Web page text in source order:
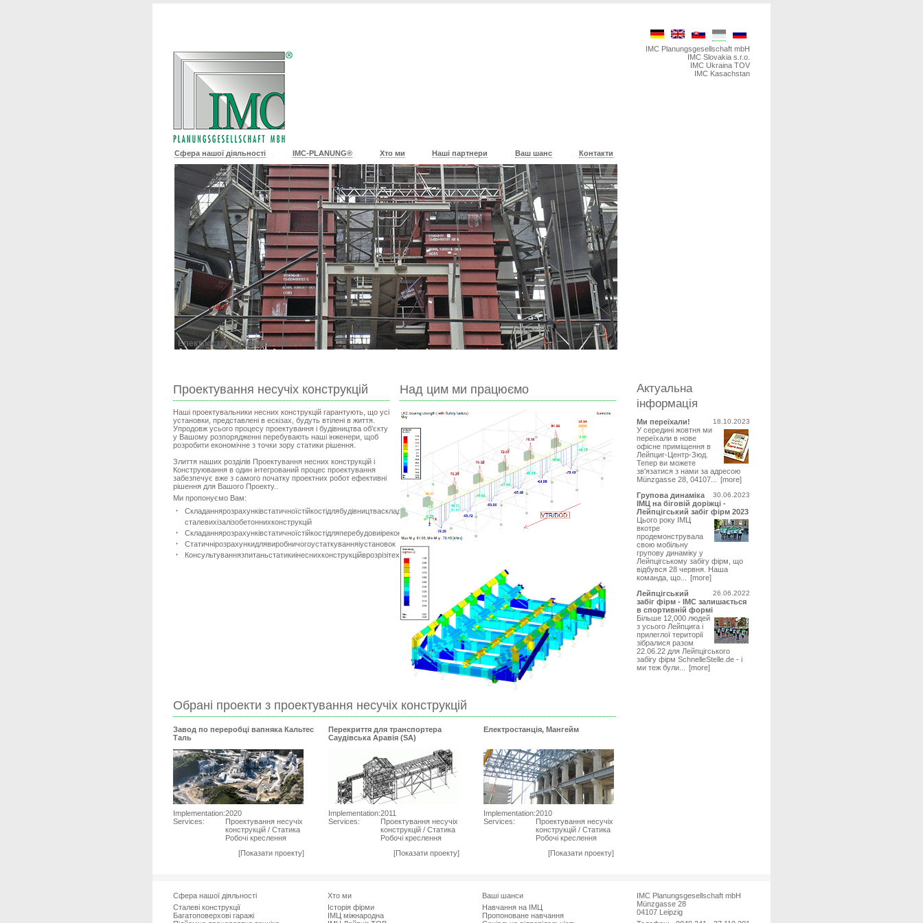
IMC Planungsgesellschaft mbH
IMC Slovakia s.r.o.
IMC Ukraina TOV
IMC Kasachstan
Сфера нашої діяльності IMC-PLANUNG® Хто ми Наші партнери Ваш шанс Контакти
Проектування несучіх конструкцій
Наші проектувальники несних конструкцій гарантують, що усі
установки, представлені в ескізах, будуть втілені в життя.
Упродовж усього процесу проектування і будівництва об'єкту
у Вашому розпорядженні перебувають наші інженери, щоб
розробити економічне з точки зору статики рішення.
Злиття наших розділів Проектування несних конструкцій і
Конструювання в один інтегрований процес проектування
забезпечує вже з самого початку проектних робот ефективні
рішення для Вашого Проекту..
Ми пропонуємо Вам:
Складаннярозрахунківстатичноїстійкостідлябудівництваскладених
сталевихізалізобетоннихконструкцій
Складаннярозрахунківстатичноїстійкостідляперебудовиіреконструкції історичних будівельних
Статичнірозрахункидлявиробничогоустаткуванняіустановок
Консультуваннязпитаньстатикиінеснихконструкційврозрізітехнічної
Над цим ми працюємо
Обрані проекти з проектування несучіх конструкцій
Завод по переробці вапняка Кальтес
Таль
Implementation:2020
Services:
Проектування несучіх
конструкцій / Статика
Робочі креслення
[Показати проекту]
Перекриття для транспортера
Саудiвська Аравiя (SA)
Implementation:2011
Services:
Проектування несучіх
конструкцій / Статика
Робочі креслення
[Показати проекту]
Електростанція, Мангейм
Implementation:2010
Services:
Проектування несучіх
конструкцій / Статика
Робочі креслення
[Показати проекту]
Актуальна
інформація
18.10.2023
Ми переїхали!
У середині жовтня ми
переїхали в нове
офісне приміщення в
Лейпциг-Центр-Зюд.
Тепер ви можете
зв'язатися з нами за адресою
Münzgasse 28, 04107...
[more]
30.06.2023
Групова динаміка
IМЦ на біговій доріжці -
Лейпцігський забіг фірм 2023
Цього року IМЦ
вкотре
продемонструвала
свою мобільну
групову динаміку у
Лейпцігському забігу фірм, що
відбувся 28 червня. Наша
команда, що...
[more]
26.06.2022
Лейпцігський
забіг фірм - IMC залишається
в спортивній формі
Більше 12,000 людей
з усього Лейпцига і
прилеглої території
зібралися разом
22.06.22 для Лейпцігського
забігу фірм SchnelleStelle.de - і
ми теж були...
[more]
Сфера нашої діяльності
Сталеві конструкції
Багатоповерхові гаражі
Хто ми
Історія фірми
ІМЦ міжнародна
Ваші шанси
Навчання на ІМЦ
Пропоноване навчання
IMC Planungsgesellschaft mbH
Münzgasse 28
04107 Leipzig